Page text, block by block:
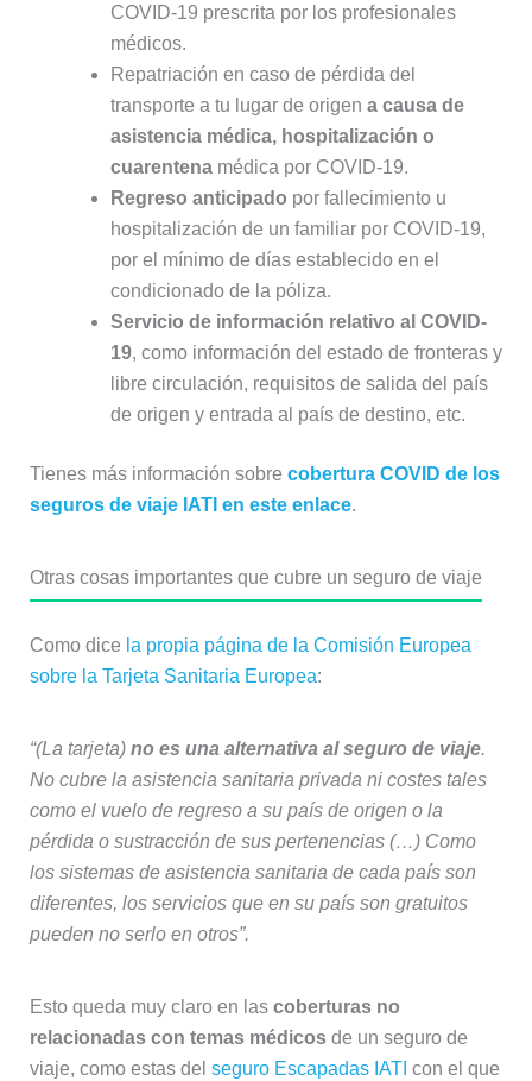
COVID-19 prescrita por los profesionales
médicos.
Repatriación en caso de pérdida del
transporte a tu lugar de origen a causa de
asistencia médica, hospitalización o
cuarentenamédica por COVID-19.
Regreso anticipado por fallecimiento u
hospitalización de un familiar por COVID-19,
por el mínimo de días establecido en el
condicionado de la póliza.
Servicio de información relativo al COVID-
19, como información del estado de fronteras y
libre circulación, requisitos de salida del país
de origen y entrada al país de destino, etc.
Tienes más información sobre cobertura COVID de los
seguros de viaje IATI en este enlace.
Otras cosas importantes que cubre un seguro de viaje
Como dice la propia página de la Comisión Europea
sobre la Tarjeta Sanitaria Europea:
“(La tarjeta) no es una alternativa al seguro de viaje.
No cubre la asistencia sanitaria privada ni costes tales
como el vuelo de regreso a su país de origen o la
pérdida o sustracción de sus pertenencias (…) Como
los sistemas de asistencia sanitaria de cada país son
diferentes, los servicios que en su país son gratuitos
pueden no serlo en otros”.
Esto queda muy claro en las coberturas no
relacionadas con temas médicosde un seguro de
viaje, como estas del seguro Escapadas IATI con el que